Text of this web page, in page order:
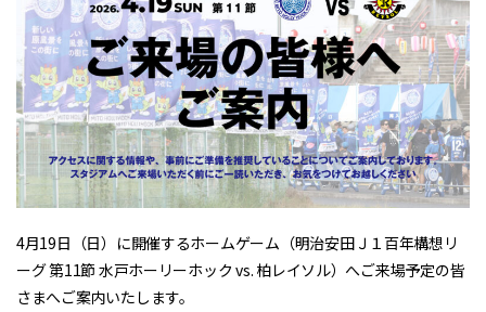
4月19日（日）に開催するホームゲーム（明治安田Ｊ１百年構想リ
ーグ 第11節 水戸ホーリーホック vs. 柏レイソル）へご来場予定の皆
さまへご案内いたします。